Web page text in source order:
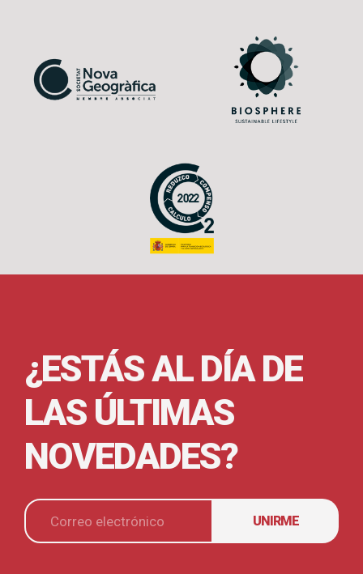
¿ESTÁS AL DÍA DE
LAS ÚLTIMAS
NOVEDADES?
UNIRME